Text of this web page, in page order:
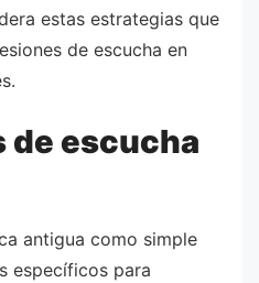
estas estrategias que
de escucha en
de escucha
antigua como simple
específicos para